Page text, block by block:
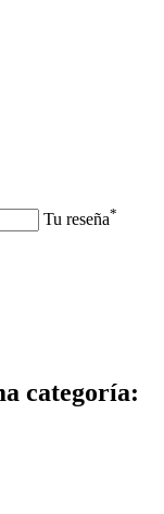
Tu reseña*
categoría: